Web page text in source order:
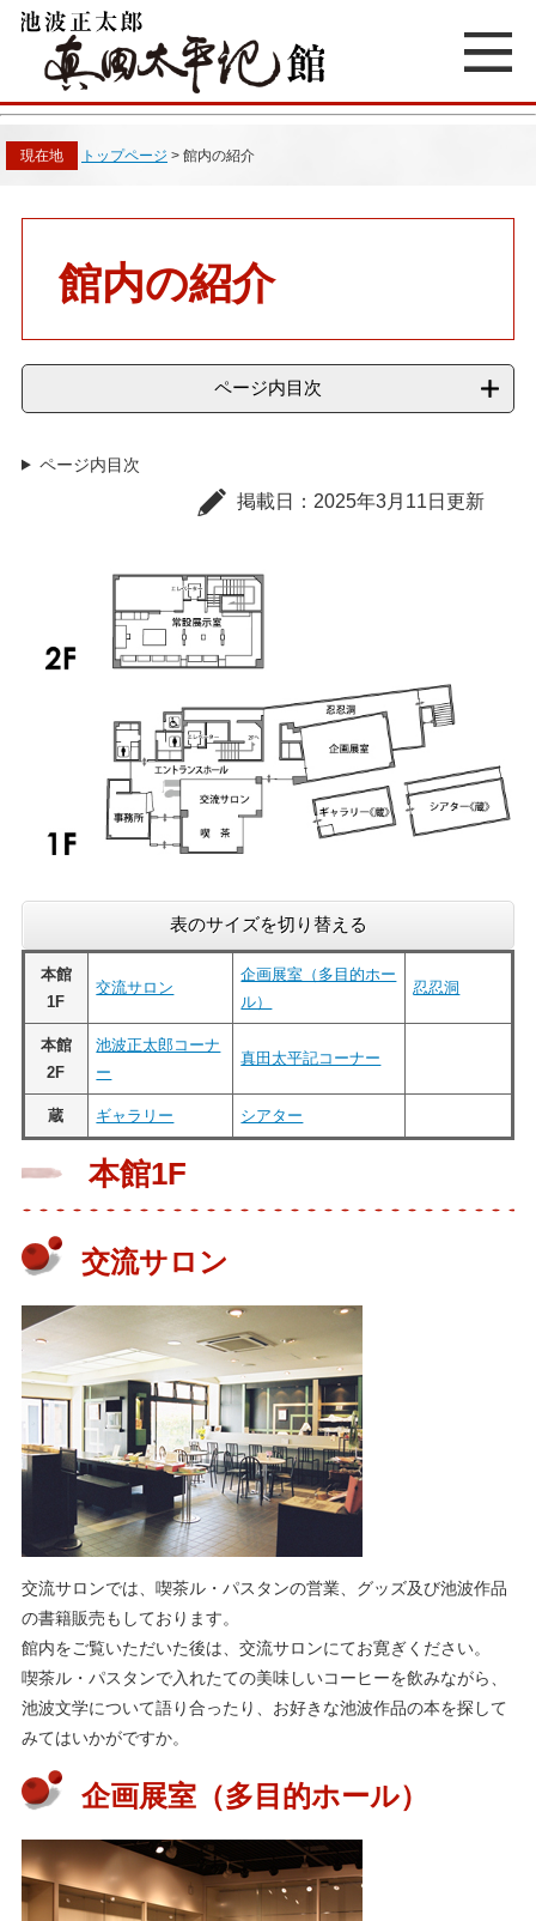
先
頭
を
飛
現在地 トップページ > 館内の紹介
館内の紹介
ページ内目次
ページ内目次
掲載日：2025年3月11日更新
表のサイズを切り替える
本館
1F
交流サロン
企画展室（多目的ホー
ル）
忍忍洞
本館
2F
池波正太郎コーナ
ー
真田太平記コーナー
蔵 ギャラリー シアター
本館1F
交流サロン
交流サロンでは、喫茶ル・パスタンの営業、グッズ及び池波作品
の書籍販売もしております。
館内をご覧いただいた後は、交流サロンにてお寛ぎください。
喫茶ル・パスタンで入れたての美味しいコーヒーを飲みながら、
池波文学について語り合ったり、お好きな池波作品の本を探して
みてはいかがですか。
企画展室（多目的ホール）